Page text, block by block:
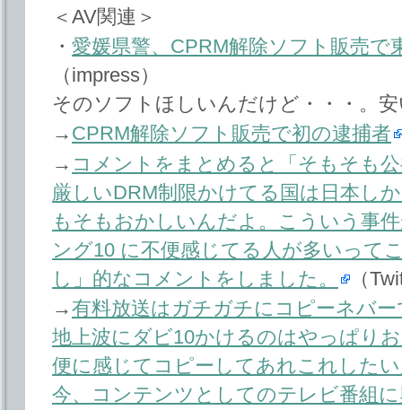
＜AV関連＞
・ 愛媛県警、CPRM解除ソフト販売で
（impress）
そのソフトほしいんだけど・・・。
→ CPRM解除ソフト販売で初の逮捕者
→ コメントをまとめると「そもそも
厳しいDRM制限かけてる国は日本し
もそもおかしいんだよ。こういう事
ング10 に不便感じてる人が多いって
し」的なコメントをしました。
（
→有料放送はガチガチにコピーネバ
地上波にダビ10かけるのはやっぱり
便に感じてコピーしてあれこれした
今、コンテンツとしてのテレビ番組